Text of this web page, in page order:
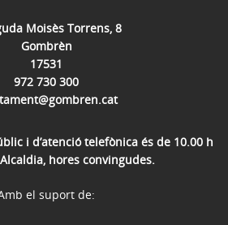
Moisès Torrens, 8
Gombrèn
17531
972 730 300
i d’atenció telefònica és de 10.00 h
hores convingudes.
el suport de: